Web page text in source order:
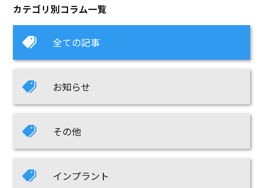
カテゴリ別コラム一覧
全ての記事
お知らせ
その他
インプラント